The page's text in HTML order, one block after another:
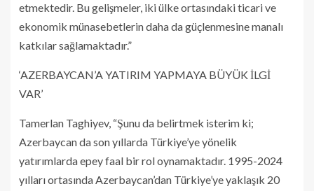
etmektedir. Bu gelişmeler, iki ülke ortasındaki ticari ve
ekonomik münasebetlerin daha da güçlenmesine manalı
katkılar sağlamaktadır.”
‘AZERBAYCAN’A YATIRIM YAPMAYA BÜYÜK İLGİ
VAR’
Tamerlan Taghiyev, “Şunu da belirtmek isterim ki;
Azerbaycan da son yıllarda Türkiye’ye yönelik
yatırımlarda epey faal bir rol oynamaktadır. 1995-2024
yılları ortasında Azerbaycan’dan Türkiye’ye yaklaşık 20